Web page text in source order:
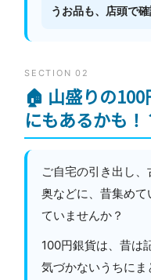
うお品も、店頭で
SECTION 02
🏠 山盛りの
にもあるかも！
ご自宅の引き出し
奥などに、昔集め
ていませんか？
100円銀貨は、昔は
気づかないうちに